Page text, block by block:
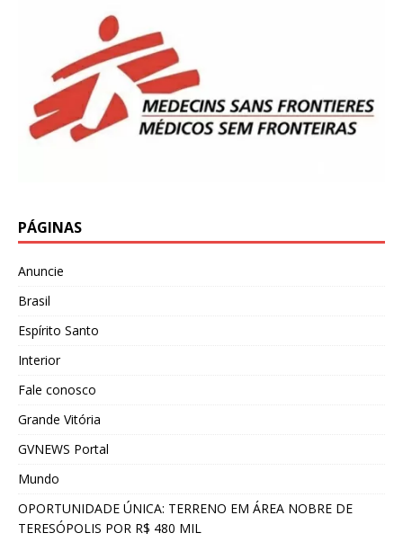
PÁGINAS
Anuncie
Brasil
Espírito Santo
Interior
Fale conosco
Grande Vitória
GVNEWS Portal
Mundo
OPORTUNIDADE ÚNICA: TERRENO EM ÁREA NOBRE DE
TERESÓPOLIS POR R$ 480 MIL